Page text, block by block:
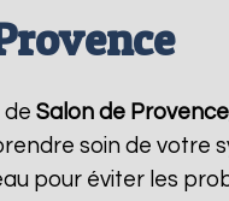
de Salon de Provence
soin de votre
pour éviter les